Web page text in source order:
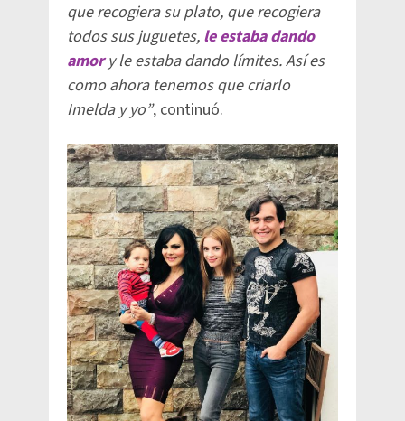
que recogiera su plato, que recogiera
todos sus juguetes, le estaba dando
amory le estaba dando límites. Así es
como ahora tenemos que criarlo
Imelda y yo”, continuó.